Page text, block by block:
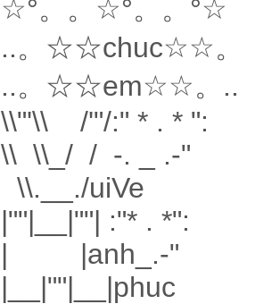
☆°。。☆°。。°☆
..。☆☆chuc☆☆。
..。☆☆em☆☆。..
\\"'\\ /'"/:" * . * ":
\\ \\_/ / -. _ .-"
\\.__./uiVe
|""|__|""| :"* . *":
| |anh_.-"
|__|""|__|phuc